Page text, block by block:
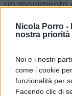
Nicola Porro -
nostra priorità
Noi e i nostri
come i cookie
funzionalità per
Facendo clic di
un movimento
La corrente li
al
mesi, almeno